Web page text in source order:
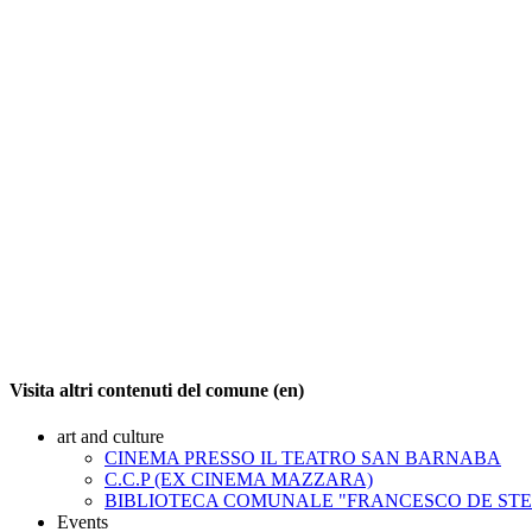
Visita altri contenuti del comune (en)
art and culture
CINEMA PRESSO IL TEATRO SAN BARNABA
C.C.P (EX CINEMA MAZZARA)
BIBLIOTECA COMUNALE "FRANCESCO DE
Events